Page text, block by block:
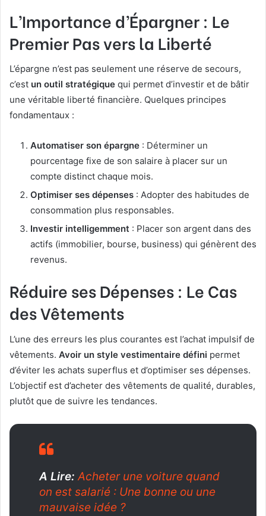
L’Importance d’Épargner : Le
Premier Pas vers la Liberté
L’épargne n’est pas seulement une réserve de secours,
c’est un outil stratégique qui permet d’investir et de bâtir
une véritable liberté financière. Quelques principes
fondamentaux :
Automatiser son épargne : Déterminer un
pourcentage fixe de son salaire à placer sur un
compte distinct chaque mois.
Optimiser ses dépenses : Adopter des habitudes de
consommation plus responsables.
Investir intelligemment : Placer son argent dans des
actifs (immobilier, bourse, business) qui génèrent des
revenus.
Réduire ses Dépenses : Le Cas
des Vêtements
L’une des erreurs les plus courantes est l’achat impulsif de
vêtements. Avoir un style vestimentaire défini permet
d’éviter les achats superflus et d’optimiser ses dépenses.
L’objectif est d’acheter des vêtements de qualité, durables,
plutôt que de suivre les tendances.
A Lire:Acheter une voiture quand
on est salarié : Une bonne ou une
mauvaise idée ?